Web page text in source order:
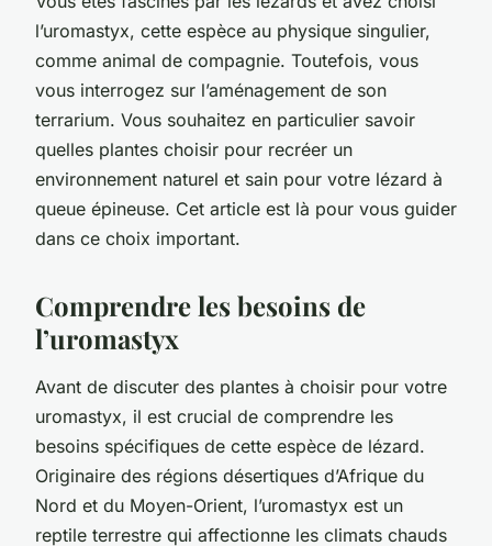
l’uromastyx, cette espèce au physique singulier,
comme animal de compagnie. Toutefois, vous
vous interrogez sur l’aménagement de son
terrarium. Vous souhaitez en particulier savoir
quelles plantes choisir pour recréer un
environnement naturel et sain pour votre lézard à
queue épineuse. Cet article est là pour vous guider
dans ce choix important.
Comprendre les besoins de
l’uromastyx
Avant de discuter des plantes à choisir pour votre
uromastyx, il est crucial de comprendre les
besoins spécifiques de cette espèce de lézard.
Originaire des régions désertiques d’Afrique du
Nord et du Moyen-Orient, l’uromastyx est un
reptile terrestre qui affectionne les climats chauds